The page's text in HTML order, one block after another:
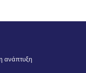
ανάπτυξη